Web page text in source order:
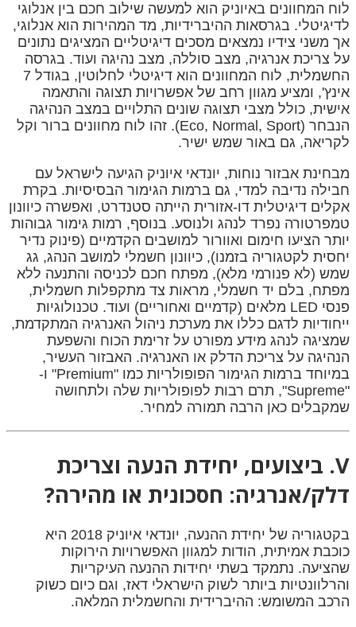
לוח המחוונים באיוניק הוא למעשה שילוב חכם בין אנלוגי
לדיגיטלי. בגרסאות ההיברידיות, מד המהירות הוא אנלוגי,
אך משני צידיו נמצאים מסכים דיגיטליים המציגים נתונים
על צריכת אנרגיה, מצב סוללה, מצב נהיגה ועוד. בגרסה
החשמלית, לוח המחוונים הוא דיגיטלי לחלוטין, בגודל 7
אינץ', ומציע מגוון רחב של אפשרויות תצוגה והתאמה
אישית, כולל מצבי תצוגה שונים התלויים במצב הנהיגה
הנבחר (Eco, Normal, Sport). זהו לוח מחוונים ברור וקל
לקריאה, גם באור שמש ישיר.
מבחינת אבזור נוחות, יונדאי איוניק הגיעה לישראל עם
חבילה נדיבה למדי, גם ברמות הגימור הבסיסיות. בקרת
אקלים דיגיטלית דו-אזורית הייתה סטנדרט, ואפשרה כיוונון
טמפרטורה נפרד לנהג ולנוסע. בנוסף, רמות גימור גבוהות
יותר הציעו חימום ואוורור למושבים הקדמיים (פינוק נדיר
יחסית לקטגוריה בזמנו), כיוונון חשמלי למושב הנהג, גג
שמש (לא פנורמי מלא), מפתח חכם לכניסה והתנעה ללא
מפתח, בלם יד חשמלי, מראות צד מתקפלות חשמלית,
פנסי LED מלאים (קדמיים ואחוריים) ועוד. טכנולוגיות
ייחודיות לדגם כללו את מערכת ניהול האנרגיה המתקדמת,
שמציגה לנהג מידע מפורט על זרימת הכוח והשפעת
הנהיגה על צריכת הדלק או האנרגיה. האבזור העשיר,
במיוחד ברמות הגימור הפופולריות כמו "Premium" ו-
"Supreme", תרם רבות לפופולריות שלה ולתחושה
שמקבלים כאן הרבה תמורה למחיר.
V. ביצועים, יחידת הנעה וצריכת
דלק/אנרגיה: חסכונית או מהירה?
בקטגוריה של יחידת ההנעה, יונדאי איוניק 2018 היא
כוכבת אמיתית, הודות למגוון האפשרויות הירוקות
שהציעה. נתמקד בשתי יחידות ההנעה העיקריות
והרלוונטיות ביותר לשוק הישראלי דאז, וגם כיום כשוק
הרכב המשומש: ההיברידית והחשמלית המלאה.